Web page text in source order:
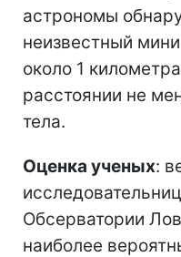
астрономы
неизвестный
около 1
расстоянии не
тела.
Оценка ученых:
Обсерватории
наиболее